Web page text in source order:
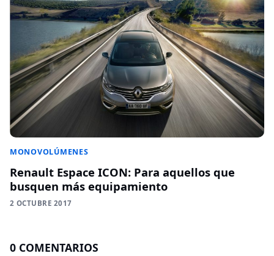
MONOVOLÚMENES
Renault Espace ICON: Para aquellos que
busquen más equipamiento
2 OCTUBRE 2017
0 COMENTARIOS